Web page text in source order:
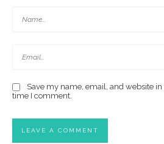
Save my name, email, and website
time I comment.